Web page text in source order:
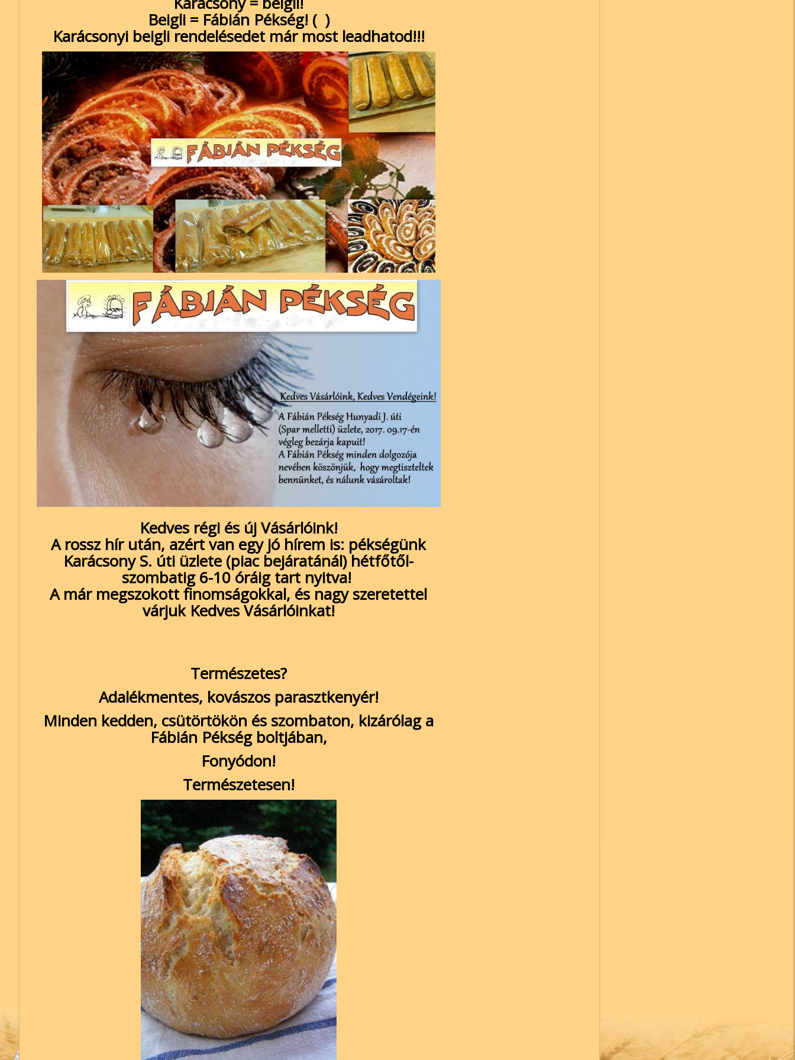
Beigli = Fábián Pékség! ( )
Karácsonyi beigli rendelésedet már most leadhatod!!!
Kedves régi és új Vásárlóink!
A rossz hír után, azért van egy jó hírem is: pékségünk
Karácsony S. úti üzlete (piac bejáratánál) hétfőtől-
szombatig 6-10 óráig tart nyitva!
A már megszokott finomságokkal, és nagy szeretettel
várjuk Kedves Vásárlóinkat!
Természetes?
Adalékmentes, kovászos parasztkenyér!
Minden kedden, csütörtökön és szombaton, kizárólag a
Fábián Pékség boltjában,
Fonyódon!
Természetesen!